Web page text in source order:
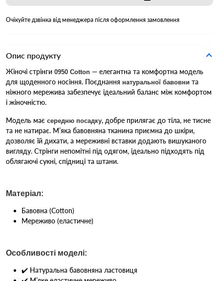
Очікуйте дзвінка від менеджера після оформлення замовлення
Опис продукту
Жіночі стрінги 0950 Cotton — елегантна та комфортна модель
для щоденного носіння. Поєднання натуральної бавовни та
ніжного мережива забезпечує ідеальний баланс між комфортом
і жіночністю.
Модель має середню посадку, добре прилягає до тіла, не тисне
та не натирає. М’яка бавовняна тканина приємна до шкіри,
дозволяє їй дихати, а мереживні вставки додають вишуканого
вигляду. Стрінги непомітні під одягом, ідеально підходять під
облягаючі сукні, спідниці та штани.
Матеріал:
Бавовна (Cotton)
Мереживо (еластичне)
Особливості моделі:
✔️ Натуральна бавовняна ластовиця